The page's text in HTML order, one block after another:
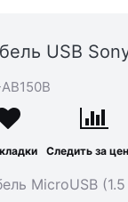
USB
Следить за
MicroUSB